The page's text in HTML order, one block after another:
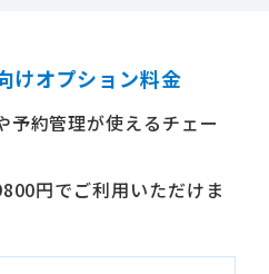
けオプション料金
予約管理が使えるチェー
円でご利用いただけま